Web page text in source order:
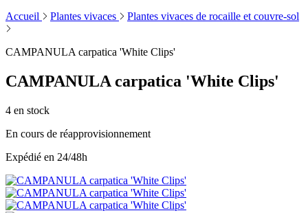
Accueil
Plantes vivaces Plantes vivaces de rocaille et couvre-sol
CAMPANULA carpatica 'White Clips'
CAMPANULA carpatica 'White Clips'
4 en stock
En cours de réapprovisionnement
Expédié en 24/48h